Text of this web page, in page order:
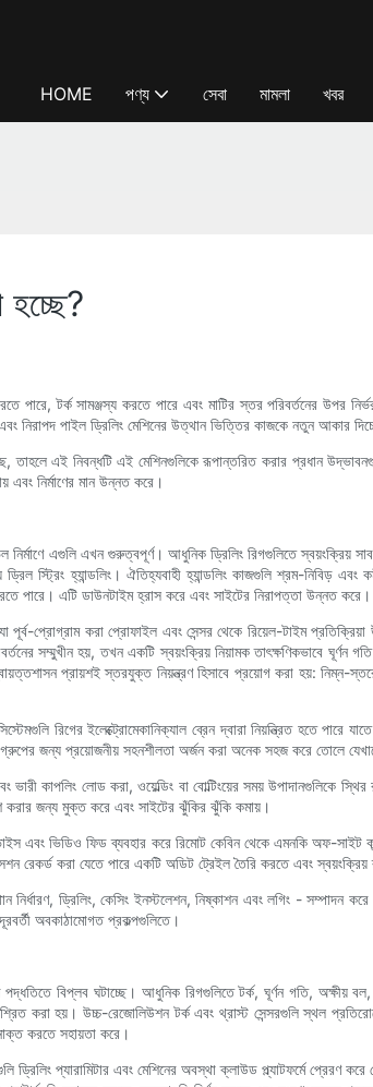
HOME পণ্য সেবা মামলা খবর
হচ্ছে?
পারে, টর্ক সামঞ্জস্য করতে পারে এবং মাটির স্তর পরিবর্তনের উপর
এবং নিরাপদ পাইল ড্রিলিং মেশিনের উত্থান ভিত্তির কাজকে নতুন আকার
এই নিবন্ধটি এই মেশিনগুলিকে রূপান্তরিত করার প্রধান
এবং নির্মাণের মান উন্নত করে।
এগুলি এখন গুরুত্বপূর্ণ। আধুনিক ড্রিলিং রিগগুলিতে স্বয়ংক্রিয়
স্ট্রিং হ্যান্ডলিং। ঐতিহ্যবাহী হ্যান্ডলিং কাজগুলি শ্রম-নিবিড় এবং
পারে। এটি ডাউনটাইম হ্রাস করে এবং সাইটের নিরাপত্তা উন্নত করে।
প্রোগ্রাম করা প্রোফাইল এবং সেন্সর থেকে রিয়েল-টাইম
সম্মুখীন হয়, তখন একটি স্বয়ংক্রিয় নিয়ামক তাৎক্ষণিকভাবে ঘূর্ণন
প্রায়শই স্তরযুক্ত নিয়ন্ত্রণ হিসাবে প্রয়োগ করা হয়: নিম্ন-
রিগের ইলেক্ট্রোমেকানিক্যাল ব্রেন দ্বারা নিয়ন্ত্রিত হতে
জন্য প্রয়োজনীয় সহনশীলতা অর্জন করা অনেক সহজ করে তোলে
লোড করা, ওয়েল্ডিং বা বোল্টিংয়ের সময় উপাদানগুলিকে স্থির
করার জন্য মুক্ত করে এবং সাইটের ঝুঁকির ঝুঁকি কমায়।
এবং ভিডিও ফিড ব্যবহার করে রিমোট কেবিন থেকে এমনকি অফ-সাইট
রেকর্ড করা যেতে পারে একটি অডিট ট্রেইল তৈরি করতে এবং স্বয়ংক্রিয়
নির্ধারণ, ড্রিলিং, কেসিং ইনস্টলেশন, নিষ্কাশন এবং লগিং - সম্পাদন
অবকাঠামোগত প্রকল্পগুলিতে।
বিপ্লব ঘটাচ্ছে। আধুনিক রিগগুলিতে টর্ক, ঘূর্ণন গতি,
করা হয়। উচ্চ-রেজোলিউশন টর্ক এবং থ্রাস্ট সেন্সরগুলি স্থল
করতে সহায়তা করে।
প্যারামিটার এবং মেশিনের অবস্থা ক্লাউড প্ল্যাটফর্মে প্রেরণ